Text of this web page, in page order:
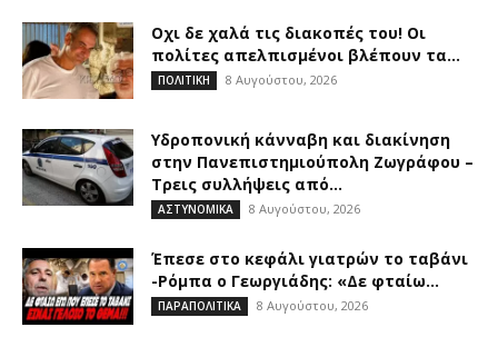
Οχι δε χαλά τις διακοπές του! Οι
πολίτες απελπισμένοι βλέπουν τα...
ΠΟΛΙΤΙΚΗ 8 Αυγούστου, 2026
Υδροπονική κάνναβη και διακίνηση
στην Πανεπιστημιούπολη Ζωγράφου –
Τρεις συλλήψεις από...
ΑΣΤΥΝΟΜΙΚΑ 8 Αυγούστου, 2026
Έπεσε στο κεφάλι γιατρών το ταβάνι
-Ρόμπα ο Γεωργιάδης: «Δε φταίω...
ΠΑΡΑΠΟΛΙΤΙΚΑ 8 Αυγούστου, 2026